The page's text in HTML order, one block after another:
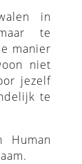
in
te
manier
niet
jezelf
te
Human